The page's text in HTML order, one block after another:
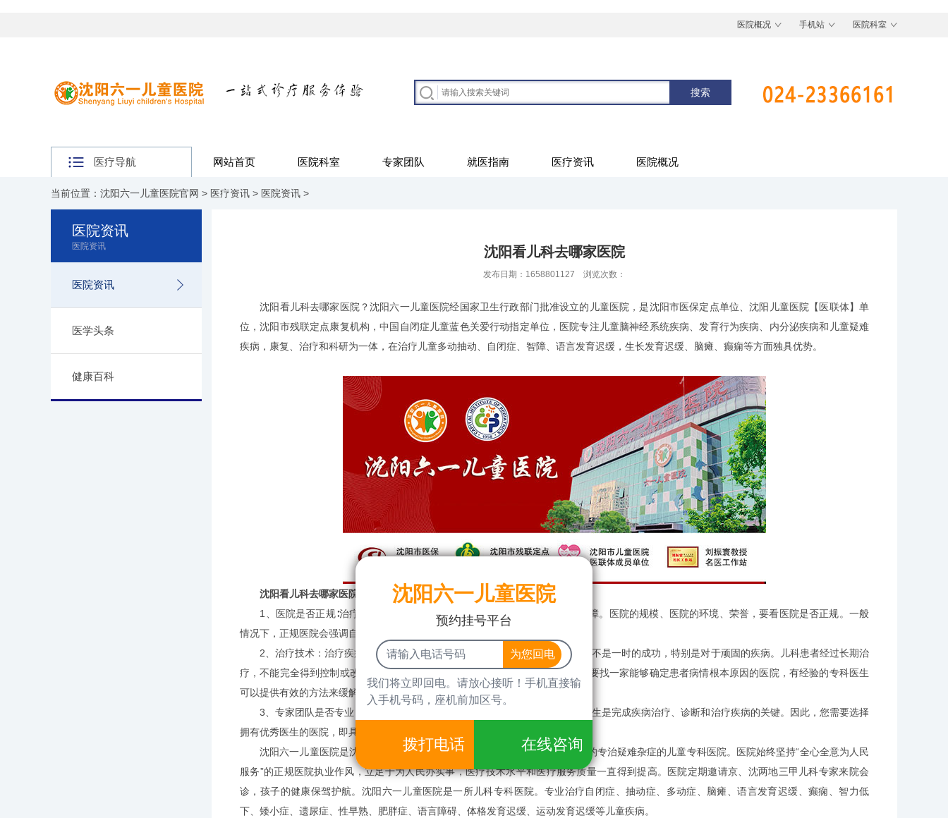
医院概况 手机站 医院科室
医疗导航 网站首页 医院科室 专家团队 就医指南 医疗资讯 医院概况
当前位置： 沈阳六一儿童医院官网 > 医疗资讯 > 医院资讯 >
医院资讯
医院资讯
医院资讯
医学头条
健康百科
沈阳看儿科去哪家医院
发布日期：1658801127 浏览次数：
沈阳看儿科去哪家医院？沈阳六一儿童医院经国家卫生行政部门批准设立的儿童医院，是沈阳市医保定点单位、沈阳儿童医院【医联体】单
位，沈阳市残联定点康复机构，中国自闭症儿童蓝色关爱行动指定单位，医院专注儿童脑神经系统疾病、发育行为疾病、内分泌疾病和儿童疑难
疾病，康复、治疗和科研为一体，在治疗儿童多动抽动、自闭症、智障、语言发育迟缓，生长发育迟缓、脑瘫、癫痫等方面独具优势。
沈阳看儿科去哪家医院
1、医院是否正规∶治疗疾病首先选择正规医院治疗，正规医院治疗效果有保障。医院的规模、医院的环境、荣誉，要看医院是否正规。一般
情况下，正规医院会强调自己获得的荣誉。这也是儿科患者选择的关键。
2、治疗技术：治疗疾病的关键是治疗技术，所以也是选择医院的重点。治疗不是一时的成功，特别是对于顽固的疾病。儿科患者经过长期治
疗，不能完全得到控制或改善，但当病情恶化时，常规方法治疗无效。因此，需要找一家能够确定患者病情根本原因的医院，有经验的专科医生
可以提供有效的方法来缓解患者的病情。
3、专家团队是否专业：在治疗疾病中，决定如何治疗病人的身体是医生。医生是完成疾病治疗、诊断和治疗疾病的关键。因此，您需要选择
拥有优秀医生的医院，即具有良好医德和专业技能的医生。
沈阳六一儿童医院是沈阳市集儿童医疗、科研教育、保健、康复训练为一体的专治疑难杂症的儿童专科医院。医院始终坚持“全心全意为人民
服务”的正规医院执业作风，立足于为人民办实事，医疗技术水平和医疗服务质量一直得到提高。医院定期邀请京、沈两地三甲儿科专家来院会
诊，孩子的健康保驾护航。沈阳六一儿童医院是一所儿科专科医院。专业治疗自闭症、抽动症、多动症、脑瘫、语言发育迟缓、癫痫、智力低
下、矮小症、遗尿症、性早熟、肥胖症、语言障碍、体格发育迟缓、运动发育迟缓等儿童疾病。
沈阳六一儿童医院
预约挂号平台
我们将立即回电。请放心接听！手机直接输
入手机号码，座机前加区号。
拨打电话 在线咨询